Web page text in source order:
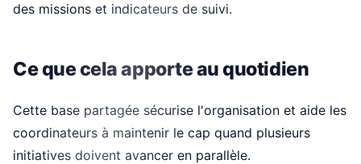
des missions et indicateurs de suivi.
Ce que cela apporte au quotidien
Cette base partagée sécurise l'organisation et aide les
coordinateurs à maintenir le cap quand plusieurs
initiatives doivent avancer en parallèle.